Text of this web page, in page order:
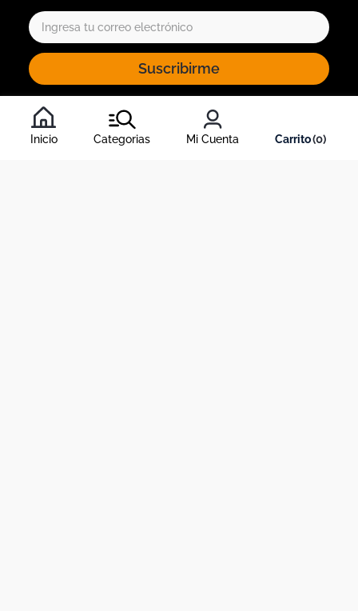
Inicio Categorias Mi Cuenta 0
Suscribirme
Al inscribirte al newsletter, aceptas nuestros
condiciones
, y nuestrapolítica de tratamiento de información